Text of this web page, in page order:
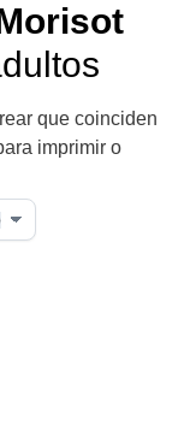
que coinciden
imprimir o